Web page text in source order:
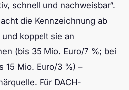
schnell und nachweisbar“.
die Kennzeichnung ab
koppelt sie an
(bis 35 Mio. Euro/7 %; bei
15 Mio. Euro/3 %) –
Für DACH-